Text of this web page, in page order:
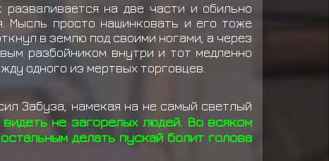
на две части и обильно
Мысль просто нашинковать и его тоже
в землю под своими ногами, а через
разбойником внутри и тот медленно
одного из мертвых торговцев.
Забуза, намекая на не самый светлый
не загорелых людей. Во всяком
делать пускай болит голова